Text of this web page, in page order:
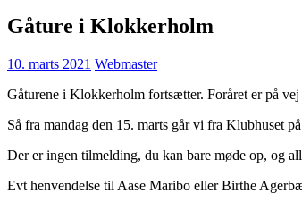
Gåture i Klokkerholm
10. marts 2021 Webmaster
Gåturene i Klokkerholm fortsætter. Foråret er på vej
Så fra mandag den 15. marts går vi fra Klubhuset
Der er ingen tilmelding, du kan bare møde op, og
Evt henvendelse til Aase Maribo eller Birthe